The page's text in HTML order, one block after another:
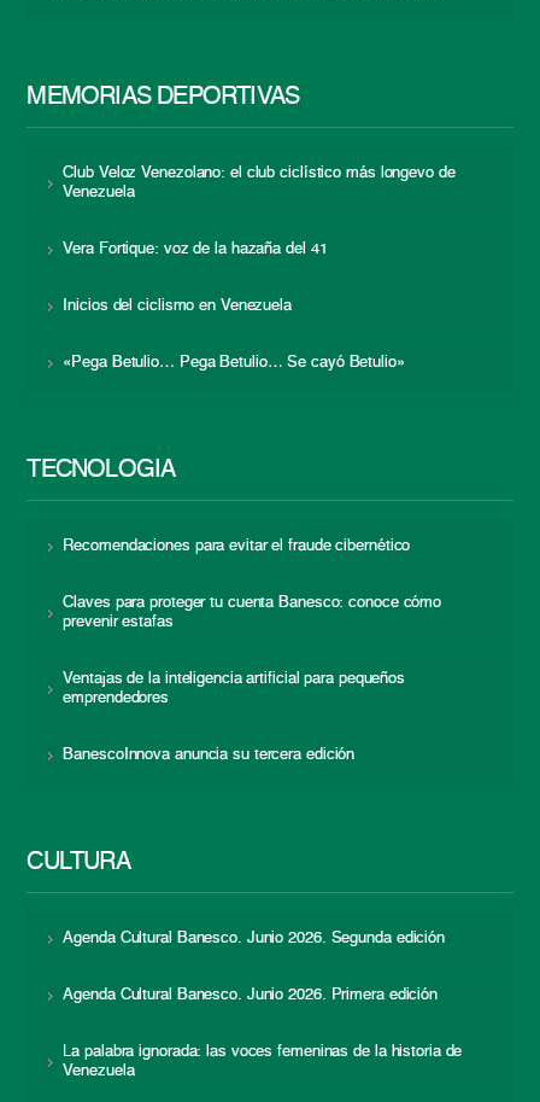
MEMORIAS DEPORTIVAS
Club Veloz Venezolano: el club ciclístico más longevo de
Venezuela
Vera Fortique: voz de la hazaña del 41
Inicios del ciclismo en Venezuela
«Pega Betulio… Pega Betulio… Se cayó Betulio»
TECNOLOGÍA
Recomendaciones para evitar el fraude cibernético
Claves para proteger tu cuenta Banesco: conoce cómo
prevenir estafas
Ventajas de la inteligencia artificial para pequeños
emprendedores
BanescoInnova anuncia su tercera edición
CULTURA
Agenda Cultural Banesco. Junio 2026. Segunda edición
Agenda Cultural Banesco. Junio 2026. Primera edición
La palabra ignorada: las voces femeninas de la historia de
Venezuela